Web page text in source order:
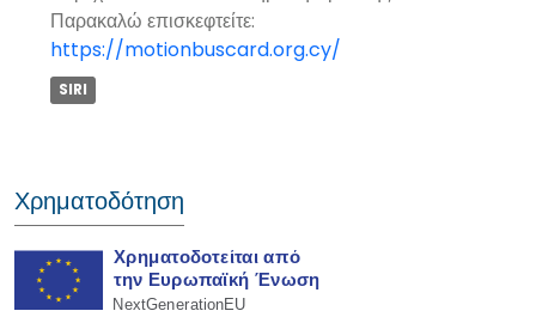
Παρακαλώ επισκεφτείτε:
https://motionbuscard.org.cy/
SIRI
Χρηματοδότηση